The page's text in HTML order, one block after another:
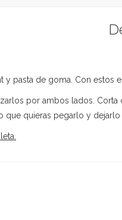
y pasta de goma. Con estos
por ambos lados.
que quieras pegarlo y dejarlo